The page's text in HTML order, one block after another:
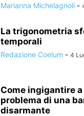
Marianna Michelagnoli -
La trigonometria
temporali
Redazione Coelum - 4
Come ingigantire
problema di una
disarmante